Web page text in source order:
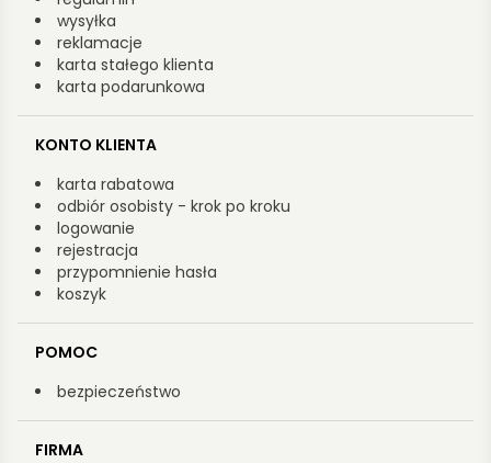
wysyłka
reklamacje
karta stałego klienta
karta podarunkowa
KONTO KLIENTA
karta rabatowa
odbiór osobisty - krok po kroku
logowanie
rejestracja
przypomnienie hasła
koszyk
POMOC
bezpieczeństwo
FIRMA